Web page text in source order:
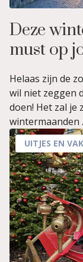
Deze
must op
Helaas zijn de
wil niet zeggen
doen! Het zal je
wintermaanden
UITJES EN